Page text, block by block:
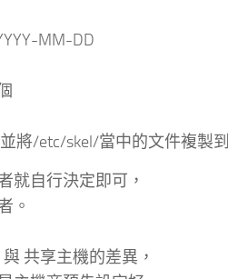
MM-DD
將/etc/skel/當中的文件複製
就自行決定即可，
。
與 共享主機的差異，